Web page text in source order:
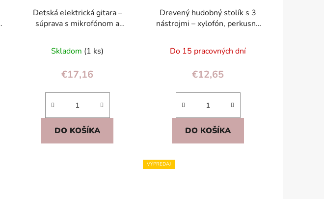
Detská elektrická gitara –
súprava s mikrofónom a
modrá, 3+
Skladom (1 ks)
€17,16
DO KOŠÍKA
Drevený hudobný stolík s 3
nástrojmi – xylofón, perkusný
Do 15 pracovných dní
€12,65
DO KOŠÍKA
VÝPREDAJ